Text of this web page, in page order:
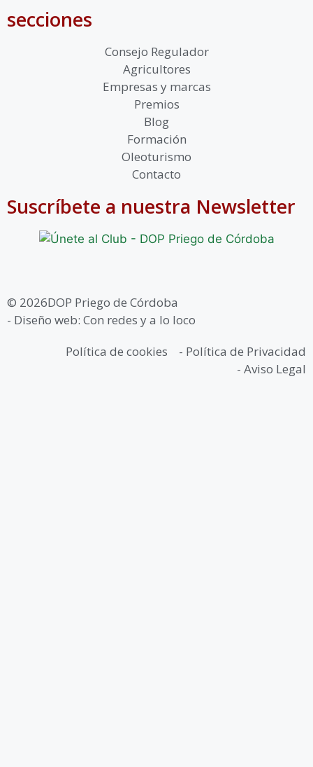
secciones
Consejo Regulador
Agricultores
Empresas y marcas
Premios
Blog
Formación
Oleoturismo
Contacto
Suscríbete a nuestra Newsletter
© 2026DOP Priego de Córdoba
- Diseño web: Con redes y a lo loco
Política de cookies
- Política de Privacidad
- Aviso Legal